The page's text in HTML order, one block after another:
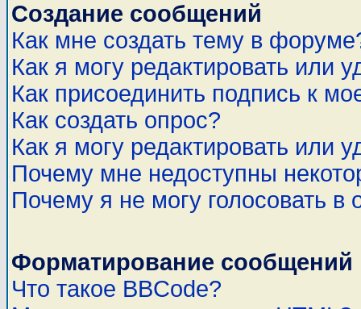
Создание сообщений
Как мне создать тему в
Как я могу редактировать или
Как присоединить подпись к
Как создать опрос?
Как я могу редактировать или
Почему мне недоступны
Почему я не могу голосовать в
Форматирование
Что такое BBCode?